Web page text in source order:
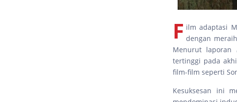
F ilm adaptasi
dengan
Menurut laporan
tertinggi pada
film-film seperti
Kesuksesan ini